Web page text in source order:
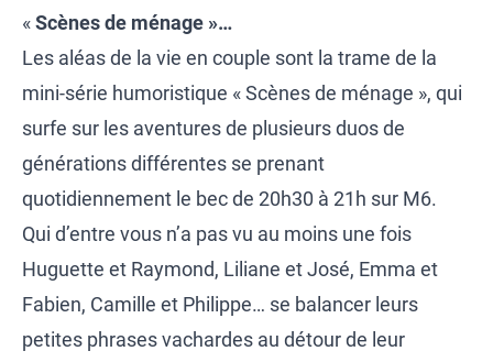
«Scènes de ménage »…
Les aléas de la vie en couple sont la trame de la
mini-série humoristique « Scènes de ménage », qui
surfe sur les aventures de plusieurs duos de
générations différentes se prenant
quotidiennement le bec de 20h30 à 21h sur M6.
Qui d’entre vous n’a pas vu au moins une fois
Huguette et Raymond, Liliane et José, Emma et
Fabien, Camille et Philippe… se balancer leurs
petites phrases vachardes au détour de leur